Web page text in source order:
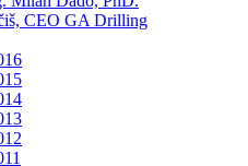
CEO GA Drilling